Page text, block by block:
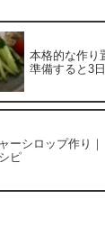
本格的な作り
準備すると3
ーシロップ作り｜
ピ